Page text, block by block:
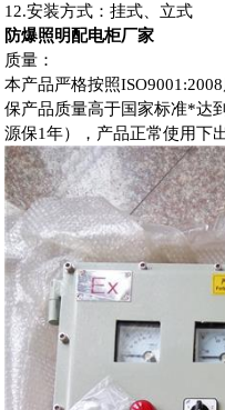
12.安装方式：挂式、立式
防爆照明配电柜厂家
质量：
本产品严格按照
保产品质量高于国家标准*达
源保1年），产品正常使用下